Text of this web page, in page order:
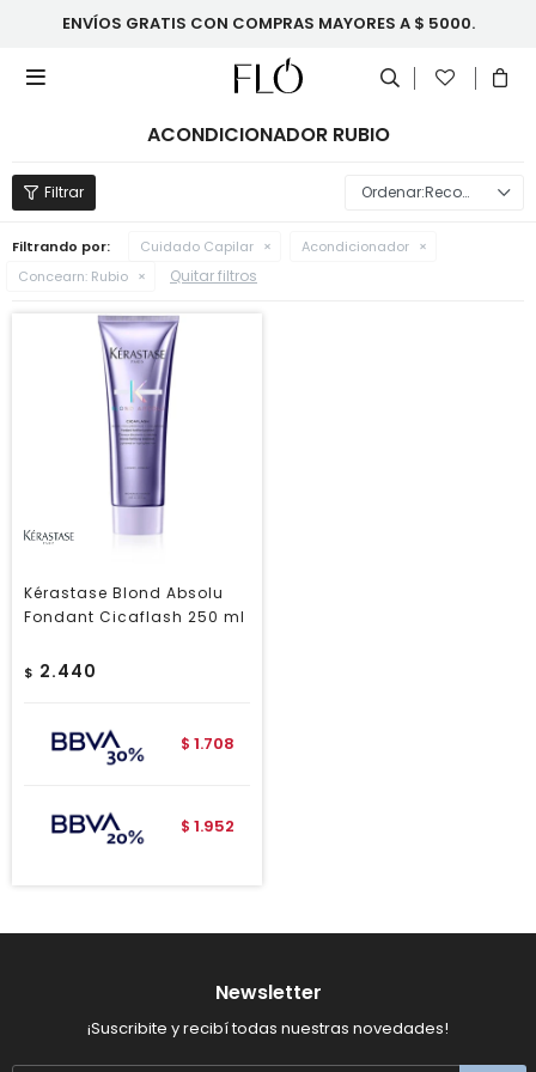
ENVÍOS GRATIS CON COMPRAS MAYORES A $ 5000.

ACONDICIONADOR RUBIO
Recomendados
Filtrando por: Cuidado Capilar
Acondicionador
Concearn: Rubio Quitar filtros
Kérastase Blond Absolu
Fondant Cicaflash 250 ml
$ 2.440
$ 1.708
$ 1.952
Newsletter
¡Suscribite y recibí todas nuestras novedades!